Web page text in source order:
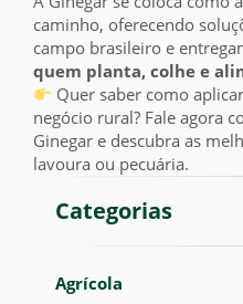
Categorias
Agrícola
caminho, oferecendo
campo brasileiro e
quem planta, colhe e
Quer saber como
negócio rural? Fale agora
Ginegar e descubra as
lavoura ou pecuária.